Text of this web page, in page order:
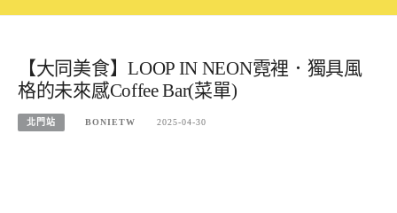
【大同美食】LOOP IN NEON霓裡．獨具風
格的未來感Coffee Bar(菜單)
北門站 BONIETW 2025-04-30